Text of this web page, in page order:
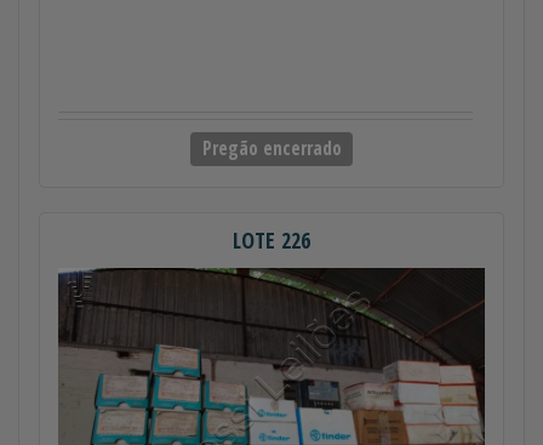
Pregão encerrado
LOTE 226